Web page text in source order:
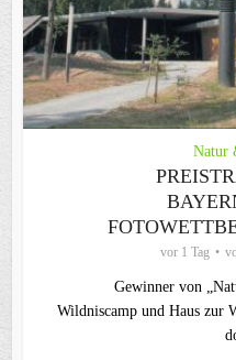
Natur
vor 1 Tag
Gewinner von
Wildniscamp und Haus zur